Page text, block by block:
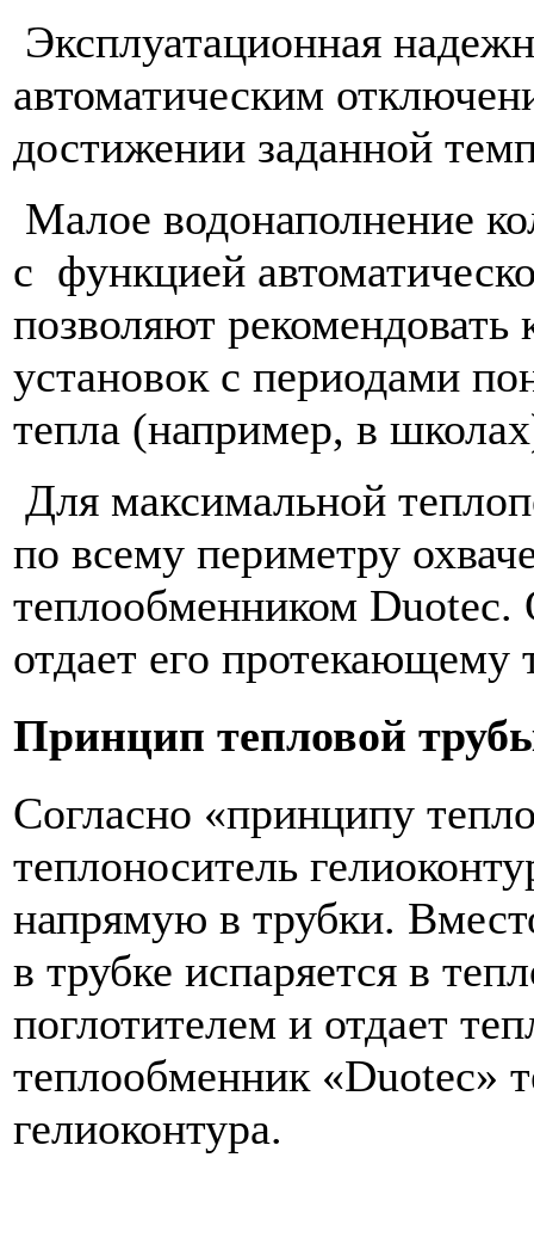
Эксплуатационная
автоматическим
достижении заданной
Малое водонаполнение
с функцией
позволяют рекомендовать
установок с периодами
тепла (например, в
Для максимальной
по всему периметру
теплообменником Duotec.
отдает его протекающему
Принцип тепловой
Согласно «принципу
теплоноситель
напрямую в трубки.
в трубке испаряется в
поглотителем и отдает
теплообменник «Duotec»
гелиоконтура.